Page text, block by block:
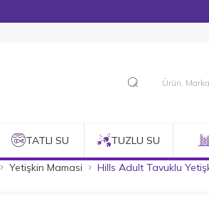
TATLI SU TUZLU SU
Yetişkin Mamasi Hills Adult Tavuklu